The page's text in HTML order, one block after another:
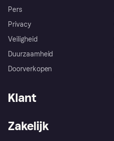
Pers
Privacy
Veiligheid
Duurzaamheid
Doorverkopen
Klant
Zakelijk